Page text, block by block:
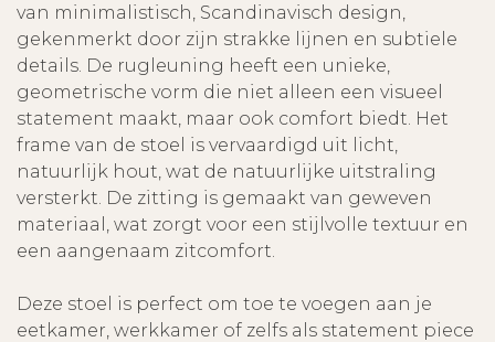
van minimalistisch, Scandinavisch design,
gekenmerkt door zijn strakke lijnen en subtiele
details. De rugleuning heeft een unieke,
geometrische vorm die niet alleen een visueel
statement maakt, maar ook comfort biedt. Het
frame van de stoel is vervaardigd uit licht,
natuurlijk hout, wat de natuurlijke uitstraling
versterkt. De zitting is gemaakt van geweven
materiaal, wat zorgt voor een stijlvolle textuur en
een aangenaam zitcomfort.
Deze stoel is perfect om toe te voegen aan je
eetkamer, werkkamer of zelfs als statement piece